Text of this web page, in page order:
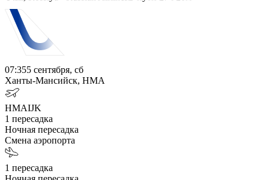
07:355 сентября, сб
Ханты-Мансийск, HMA
HMAIJK
1 пересадка
Ночная пересадка
Смена аэропорта
1 пересадка